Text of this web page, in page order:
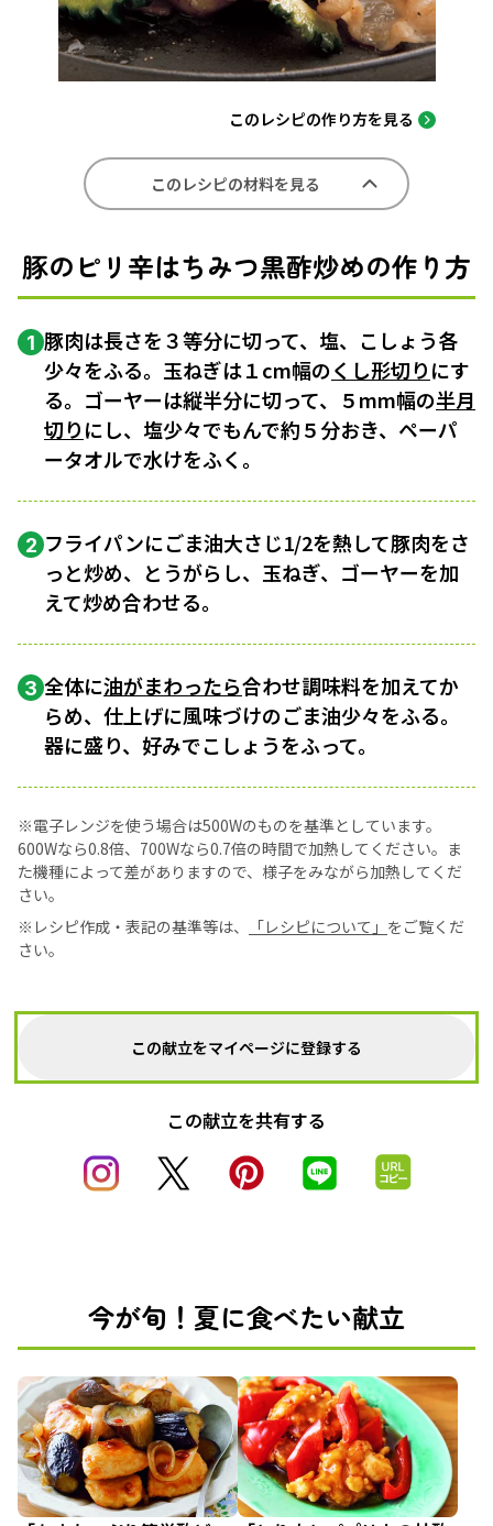
このレシピの作り方を見る
このレシピの材料を見る
豚のピリ辛はちみつ黒酢炒めの作り方
1 豚肉は長さを３等分に切って、塩、こしょう各
少々をふる。玉ねぎは１cm幅のくし形切りにす
る。ゴーヤーは縦半分に切って、５mm幅の半月
切りにし、塩少々でもんで約５分おき、ペーパ
ータオルで水けをふく。
2 フライパンにごま油大さじ1/2を熱して豚肉をさ
っと炒め、とうがらし、玉ねぎ、ゴーヤーを加
えて炒め合わせる。
3 全体に油がまわったら合わせ調味料を加えてか
らめ、仕上げに風味づけのごま油少々をふる。
器に盛り、好みでこしょうをふって。
※電子レンジを使う場合は500Wのものを基準としています。
600Wなら0.8倍、700Wなら0.7倍の時間で加熱してください。ま
た機種によって差がありますので、様子をみながら加熱してくだ
さい。
※レシピ作成・表記の基準等は、
「レシピについて」 をご覧くだ
さい。
この献立をマイページに登録する
この献立を共有する
今が旬！夏に食べたい献立